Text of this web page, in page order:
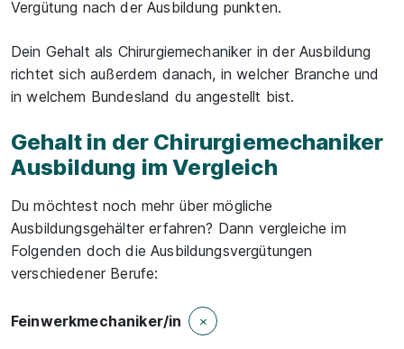
Vergütung nach der Ausbildung punkten.
Dein Gehalt als Chirurgiemechaniker in der Ausbildung
richtet sich außerdem danach, in welcher Branche und
in welchem Bundesland du angestellt bist.
Gehalt in der Chirurgiemechaniker
Ausbildung im Vergleich
Du möchtest noch mehr über mögliche
Ausbildungsgehälter erfahren? Dann vergleiche im
Folgenden doch die Ausbildungsvergütungen
verschiedener Berufe:
Feinwerkmechaniker/in